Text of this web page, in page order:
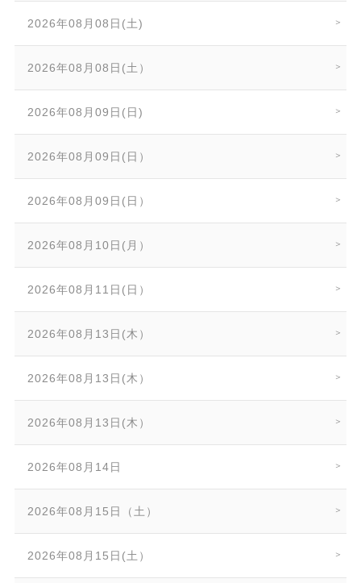
2026年08月08日(土)
2026年08月08日(土）
2026年08月09日(日)
2026年08月09日(日）
2026年08月09日(日）
2026年08月10日(月）
2026年08月11日(日）
2026年08月13日(木）
2026年08月13日(木）
2026年08月13日(木）
2026年08月14日
2026年08月15日（土）
2026年08月15日(土）